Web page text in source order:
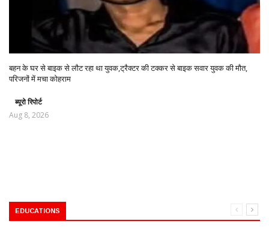
बहन के घर से बाइक से लौट रहा था युवक,ट्रैक्टर की टक्कर से बाइक सवार युवक की मौत,
परिजनों में मचा कोहराम
ब्यूरो रिपोर्ट
Aug 8, 2026
EDUCATIONS